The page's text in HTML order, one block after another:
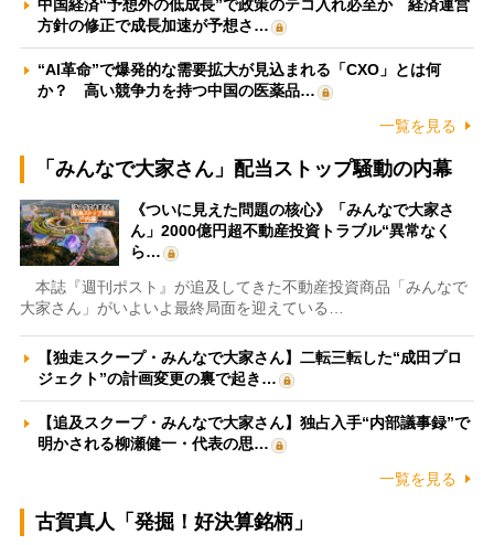
中国経済“予想外の低成長”で政策のテコ入れ必至か 経済運営
方針の修正で成長加速が予想さ…
“AI革命”で爆発的な需要拡大が見込まれる「CXO」とは何
か？ 高い競争力を持つ中国の医薬品…
一覧を見る
「みんなで大家さん」配当ストップ騒動の内幕
《ついに見えた問題の核心》「みんなで大家さ
ん」2000億円超不動産投資トラブル“異常なく
ら…
本誌『週刊ポスト』が追及してきた不動産投資商品「みんなで
大家さん」がいよいよ最終局面を迎えている…
【独走スクープ・みんなで大家さん】二転三転した“成田プロ
ジェクト”の計画変更の裏で起き…
【追及スクープ・みんなで大家さん】独占入手“内部議事録”で
明かされる柳瀬健一・代表の思…
一覧を見る
古賀真人「発掘！好決算銘柄」